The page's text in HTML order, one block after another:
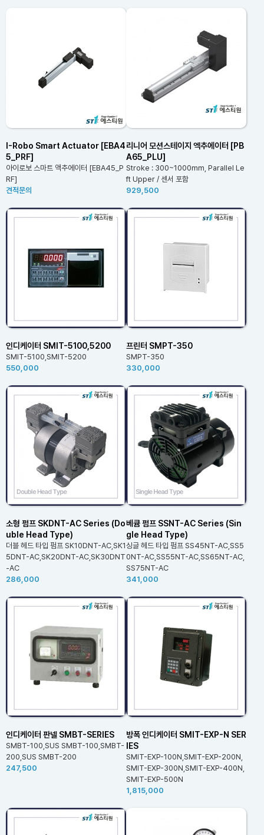
I-Robo Smart Actuator [EBA4
5_PRF]
아이로보 스마트 액추에이터 [EBA45_P
RF]
견적문의
리니어 모션스테이지 엑추에이터 [PB
A65_PLU]
Stroke : 300~1000mm, Parallel Le
ft Upper / 센서 포함
929,500
인디케이터 SMIT-5100,5200
SMIT-5100,SMIT-5200
550,000
프린터 SMPT-350
SMPT-350
330,000
소형 펌프 SKDNT-AC Series (Do
uble Head Type)
더블 헤드 타입 펌프 SK10DNT-AC,SK1
5DNT-AC,SK20DNT-AC,SK30DNT
-AC
286,000
베큠 펌프 SSNT-AC Series (Sin
gle Head Type)
싱글 헤드 타입 펌프 SS45NT-AC,SS5
0NT-AC,SS55NT-AC,SS65NT-AC,
SS75NT-AC
341,000
인디케이터 판넬 SMBT-SERIES
SMBT-100,SUS SMBT-100,SMBT-
200,SUS SMBT-200
247,500
방폭 인디케이터 SMIT-EXP-N SER
IES
SMIT-EXP-100N,SMIT-EXP-200N,
SMIT-EXP-300N,SMIT-EXP-400N,
SMIT-EXP-500N
1,815,000